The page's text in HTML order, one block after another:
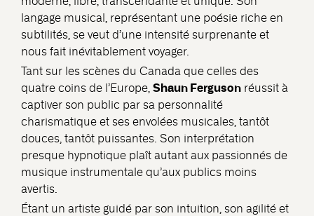
langage musical, représentant une poésie riche en
subtilités, se veut d’une intensité surprenante et
nous fait inévitablement voyager.
Tant sur les scènes du Canada que celles des
quatre coins de l’Europe, Shaun Ferguson réussit à
captiver son public par sa personnalité
charismatique et ses envolées musicales, tantôt
douces, tantôt puissantes. Son interprétation
presque hypnotique plaît autant aux passionnés de
musique instrumentale qu’aux publics moins
avertis.
Étant un artiste guidé par son intuition, son agilité et